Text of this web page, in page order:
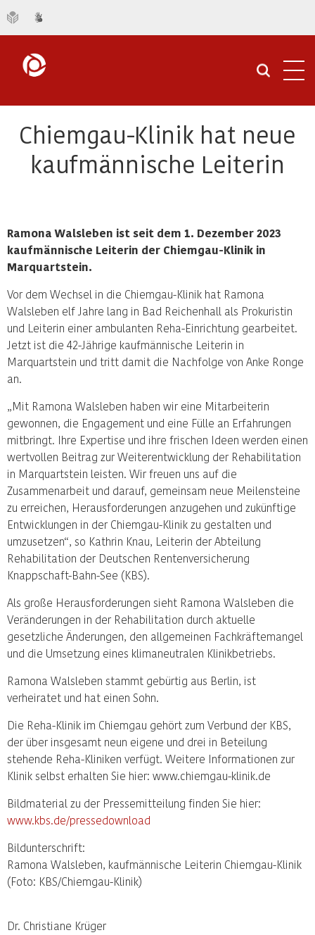
Chiemgau-Klinik hat neue
kaufmännische Leiterin
Ramona Walsleben ist seit dem 1. Dezember 2023
kaufmännische Leiterin der Chiemgau-Klinik in
Marquartstein.
Vor dem Wechsel in die Chiemgau-Klinik hat Ramona
Walsleben elf Jahre lang in Bad Reichenhall als Prokuristin
und Leiterin einer ambulanten Reha-Einrichtung gearbeitet.
Jetzt ist die 42-Jährige kaufmännische Leiterin in
Marquartstein und tritt damit die Nachfolge von Anke Ronge
an.
„Mit Ramona Walsleben haben wir eine Mitarbeiterin
gewonnen, die Engagement und eine Fülle an Erfahrungen
mitbringt. Ihre Expertise und ihre frischen Ideen werden einen
wertvollen Beitrag zur Weiterentwicklung der Rehabilitation
in Marquartstein leisten. Wir freuen uns auf die
Zusammenarbeit und darauf, gemeinsam neue Meilensteine
zu erreichen, Herausforderungen anzugehen und zukünftige
Entwicklungen in der Chiemgau-Klinik zu gestalten und
umzusetzen“, so Kathrin Knau, Leiterin der Abteilung
Rehabilitation der Deutschen Rentenversicherung
Knappschaft-Bahn-See (KBS).
Als große Herausforderungen sieht Ramona Walsleben die
Veränderungen in der Rehabilitation durch aktuelle
gesetzliche Änderungen, den allgemeinen Fachkräftemangel
und die Umsetzung eines klimaneutralen Klinikbetriebs.
Ramona Walsleben stammt gebürtig aus Berlin, ist
verheiratet und hat einen Sohn.
Die Reha-Klinik im Chiemgau gehört zum Verbund der KBS,
der über insgesamt neun eigene und drei in Beteilung
stehende Reha-Kliniken verfügt. Weitere Informationen zur
Klinik selbst erhalten Sie hier: www.chiemgau-klinik.de
Bildmaterial zu der Pressemitteilung finden Sie hier:
www.kbs.de/pressedownload
Bildunterschrift:
Ramona Walsleben, kaufmännische Leiterin Chiemgau-Klinik
(Foto: KBS/Chiemgau-Klinik)
Dr. Christiane Krüger